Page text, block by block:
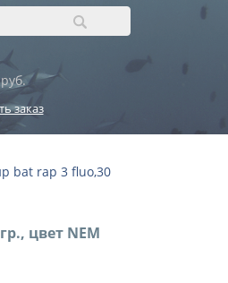
заказ
bat rap 3 fluo,30
цвет NEM